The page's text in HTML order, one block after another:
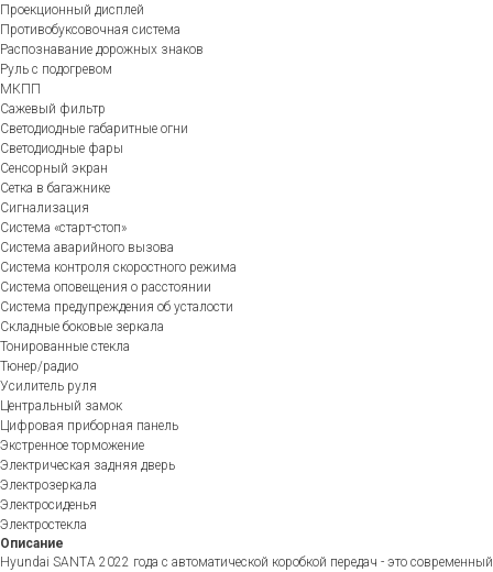
Проекционный дисплей
Противобуксовочная система
Распознавание дорожных знаков
Руль с подогревом
МКПП
Сажевый фильтр
Светодиодные габаритные огни
Светодиодные фары
Сенсорный экран
Сетка в багажнике
Сигнализация
Система «старт-стоп»
Система аварийного вызова
Система контроля скоростного режима
Система оповещения о расстоянии
Система предупреждения об усталости
Складные боковые зеркала
Тонированные стекла
Тюнер/радио
Усилитель руля
Центральный замок
Цифровая приборная панель
Экстренное торможение
Электрическая задняя дверь
Электрозеркала
Электросиденья
Электростекла
Описание
Hyundai SANTA 2022 года с автоматической коробкой передач - это современный